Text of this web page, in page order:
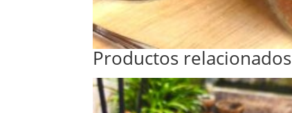
Productos relacionados